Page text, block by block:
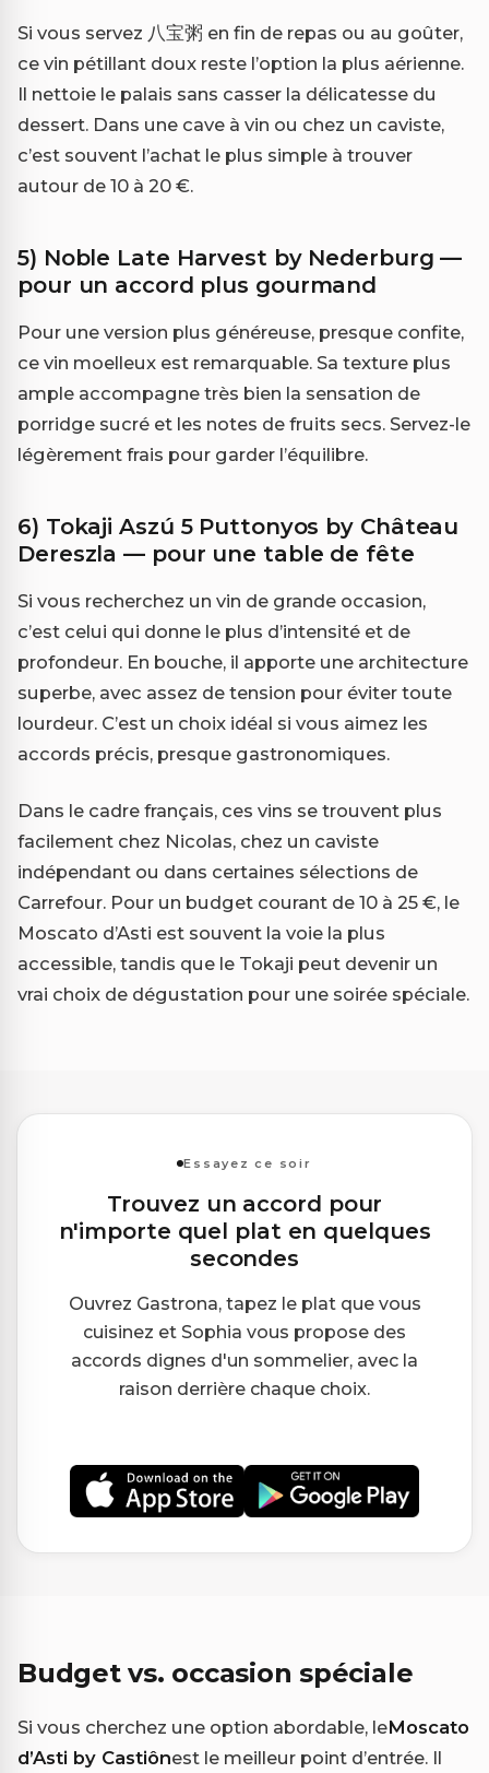
Si vous servez 八宝粥 en fin de repas ou au goûter,
ce vin pétillant doux reste l’option la plus aérienne.
Il nettoie le palais sans casser la délicatesse du
dessert. Dans une cave à vin ou chez un caviste,
c’est souvent l’achat le plus simple à trouver
autour de 10 à 20 €.
5) Noble Late Harvest by Nederburg —
pour un accord plus gourmand
Pour une version plus généreuse, presque confite,
ce vin moelleux est remarquable. Sa texture plus
ample accompagne très bien la sensation de
porridge sucré et les notes de fruits secs. Servez-le
légèrement frais pour garder l’équilibre.
6) Tokaji Aszú 5 Puttonyos by Château
Dereszla — pour une table de fête
Si vous recherchez un vin de grande occasion,
c’est celui qui donne le plus d’intensité et de
profondeur. En bouche, il apporte une architecture
superbe, avec assez de tension pour éviter toute
lourdeur. C’est un choix idéal si vous aimez les
accords précis, presque gastronomiques.
Dans le cadre français, ces vins se trouvent plus
facilement chez Nicolas, chez un caviste
indépendant ou dans certaines sélections de
Carrefour. Pour un budget courant de 10 à 25 €, le
Moscato d’Asti est souvent la voie la plus
accessible, tandis que le Tokaji peut devenir un
vrai choix de dégustation pour une soirée spéciale.
Essayez ce soir
Trouvez un accord pour
n'importe quel plat en quelques
secondes
Ouvrez Gastrona, tapez le plat que vous
cuisinez et Sophia vous propose des
accords dignes d'un sommelier, avec la
raison derrière chaque choix.
Budget vs. occasion spéciale
Si vous cherchez une option abordable, leMoscato
d’Asti by Castiônest le meilleur point d’entrée. Il